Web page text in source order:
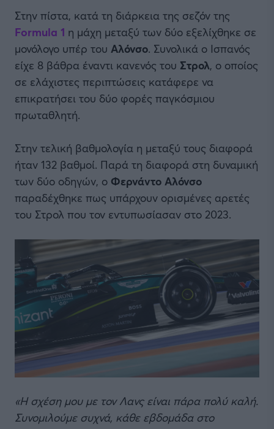
Στην πίστα, κατά τη διάρκεια της σεζόν της
Formula 1 η μάχη μεταξύ των δύο εξελίχθηκε σε
μονόλογο υπέρ του Αλόνσο. Συνολικά ο Ισπανός
είχε 8 βάθρα έναντι κανενός του Στρολ, ο οποίος
σε ελάχιστες περιπτώσεις κατάφερε να
επικρατήσει του δύο φορές παγκόσμιου
πρωταθλητή.
Στην τελική βαθμολογία η μεταξύ τους διαφορά
ήταν 132 βαθμοί. Παρά τη διαφορά στη δυναμική
των δύο οδηγών, ο Φερνάντο Αλόνσο
παραδέχθηκε πως υπάρχουν ορισμένες αρετές
του Στρολ που τον εντυπωσίασαν στο 2023.
«Η σχέση μου με τον Λανς είναι πάρα πολύ καλή.
Συνομιλούμε συχνά, κάθε εβδομάδα στο